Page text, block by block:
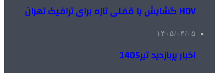
HOV گشایش یا قفلی تازه برای ترافیک تهران
۱۴۰۵/۰۴/۰۵
اخبار پربازدید تیر1405